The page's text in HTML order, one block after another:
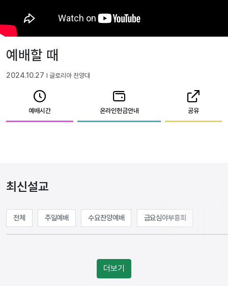
예배할 때
2024.10.27 l 글로리아 찬양대
예배시간 온라인헌금안내 공유
최신설교
전체 주일예배 수요찬양예배 금요심야부흥회
더보기